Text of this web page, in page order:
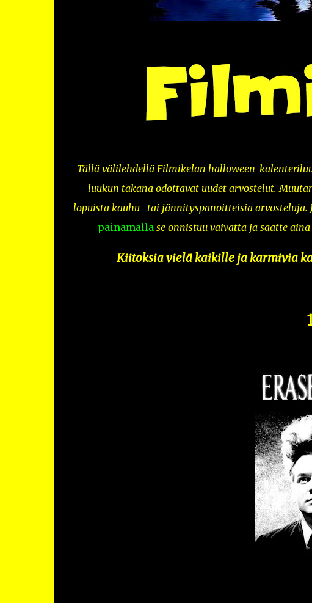
Tällä välilehdellä Filmikelan halloween-
luukun takana odottavat uudet arvostelut.
lopuista kauhu- tai jännityspanoitteisia
painamallase onnistuu vaivatta ja saatte
Kiitoksia vielä kaikille ja karmivia